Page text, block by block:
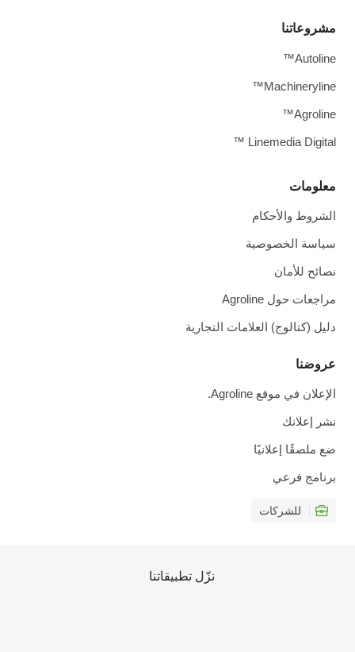
معلومات
الشروط والأحكام
سياسة الخصوصية
نصائح للأمان
مراجعات حول Agroline
دليل (كتالوج) العلامات التجارية
عروضنا
الإعلان في موقع Agroline.
نشر إعلانك
ضع ملصقًا إعلانيًا
برنامج فرعي
للشركات
مشروعاتنا
Autoline™
Machineryline™
Agroline™
Linemedia Digital ™
نزّل تطبيقاتنا